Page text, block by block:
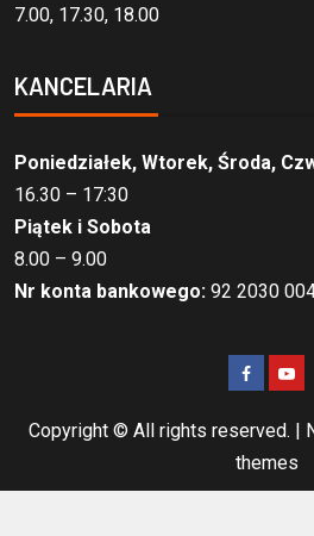
7.00, 17.30, 18.00
KANCELARIA
Poniedziałek, Wtorek, Środa,
16.30 – 17:30
Piątek i Sobota
8.00 – 9.00
Nr konta bankowego:92 2030
Copyright © All rights reserved. |
themes